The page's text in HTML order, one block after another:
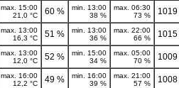
max. 15:00
21,0 °C
60 %
min. 13:00
38 %
max. 06:30
73 %
max. 13:00
16,3 °C
51 %
min. 13:00
36 %
max. 22:00
66 %
max. 13:00
12,0 °C
52 %
min. 15:00
34 %
max. 05:00
70 %
max. 16:00
12,2 °C
49 %
min. 16:00
39 %
max. 21:00
57 %